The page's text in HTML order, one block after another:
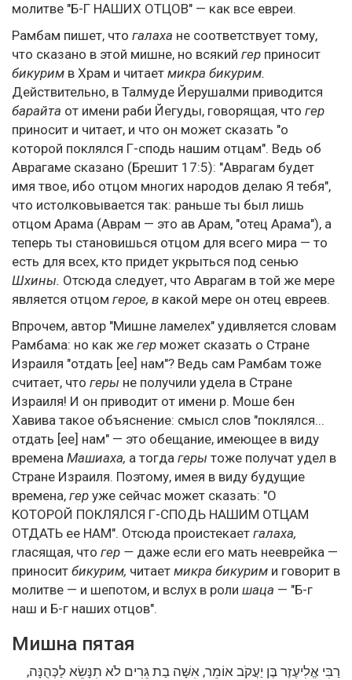
молитве "Б-Г НАШИХ ОТЦОВ" — как все евреи.
Рамбам пишет, что галаха не соответствует тому,
что сказано в этой мишне, но всякий гер приносит
бикурим в Храм и читает микра бикурим.
Действительно, в Талмуде Йерушалми приводится
барайта от имени раби Йегуды, говорящая, что гер
приносит и читает, и что он может сказать "о
которой поклялся Г-сподь нашим отцам". Ведь об
Аврагаме сказано (Брешит 17:5): "Аврагам будет
имя твое, ибо отцом многих народов делаю Я тебя",
что истолковывается так: раньше ты был лишь
отцом Арама (Аврам — это ав Арам, "отец Арама"), а
теперь ты становишься отцом для всего мира — то
есть для всех, кто придет укрыться под сенью
Шхины. Отсюда следует, что Аврагам в той же мере
является отцом герое, в какой мере он отец евреев.
Впрочем, автор "Мишне ламелех" удивляется словам
Рамбама: но как же гер может сказать о Стране
Израиля "отдать [ее] нам"? Ведь сам Рамбам тоже
считает, что геры не получили удела в Стране
Израиля! И он приводит от имени р. Моше бен
Хавива такое объяснение: смысл слов "поклялся...
отдать [ее] нам" — это обещание, имеющее в виду
времена Машиаха, а тогда геры тоже получат удел в
Стране Израиля. Поэтому, имея в виду будущие
времена, гер уже сейчас может сказать: "О
КОТОРОЙ ПОКЛЯЛСЯ Г-СПОДЬ НАШИМ ОТЦАМ
ОТДАТЬ ее НАМ". Отсюда проистекает галаха,
гласящая, что гер — даже если его мать нееврейка —
приносит бикурим, читает микра бикурим и говорит в
молитве — и шепотом, и вслух в роли шаца — "Б-г
наш и Б-г наших отцов".
Мишна пятая
רַבִּי אֱלִיעֶזֶר בֶּן יַעֲקֹב אוֹמֵר, אִשָּׁה בַת גֵּרִים לֹא תִנָּשֵׂא לַכְּהֻנָּה,